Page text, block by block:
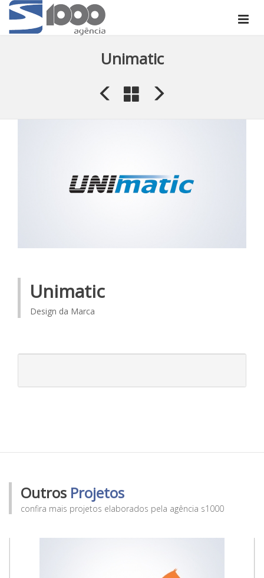
Unimatic
Unimatic
Design da Marca
Outros Projetos
confira mais projetos elaborados pela agência s1000